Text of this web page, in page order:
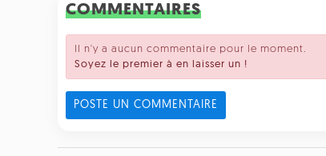
COMMENTAIRES
Il n'y a aucun commentaire pour le moment.
Soyez le premier à en laisser un !
POSTE UN COMMENTAIRE